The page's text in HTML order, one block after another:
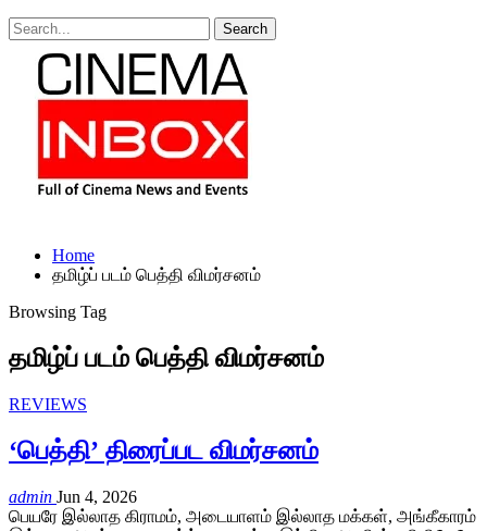
Home
தமிழ்ப் படம் பெத்தி விமர்சனம்
Browsing Tag
தமிழ்ப் படம் பெத்தி விமர்சனம்
REVIEWS
‘பெத்தி’ திரைப்பட விமர்சனம்
admin Jun 4, 2026
பெயரே இல்லாத கிராமம், அடையாளம் இல்லாத மக்கள், அங்கீகாரம்